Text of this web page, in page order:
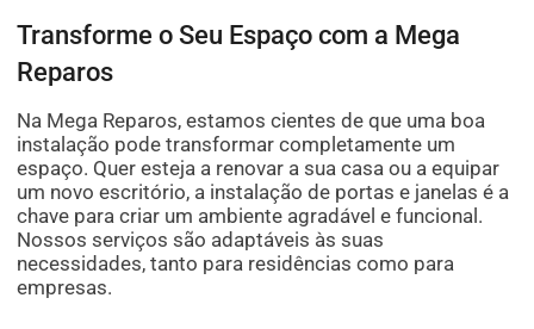
Transforme o Seu Espaço com a Mega
Reparos
Na Mega Reparos, estamos cientes de que uma boa
instalação pode transformar completamente um
espaço. Quer esteja a renovar a sua casa ou a equipar
um novo escritório, a instalação de portas e janelas é a
chave para criar um ambiente agradável e funcional.
Nossos serviços são adaptáveis às suas
necessidades, tanto para residências como para
empresas.